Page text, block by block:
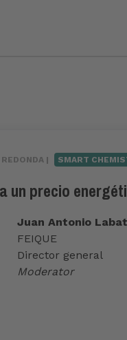
| SMART
un precio
Juan Antonio Labat
FEIQUE
Director general
Moderator